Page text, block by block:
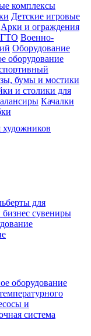
комплексы
Детские игровые
Арки и ограждения
ГТО Военно-
Оборудование
оборудование
бумы и мостики
и столики для
Качалки
для
сувениры
оборудование
и
система